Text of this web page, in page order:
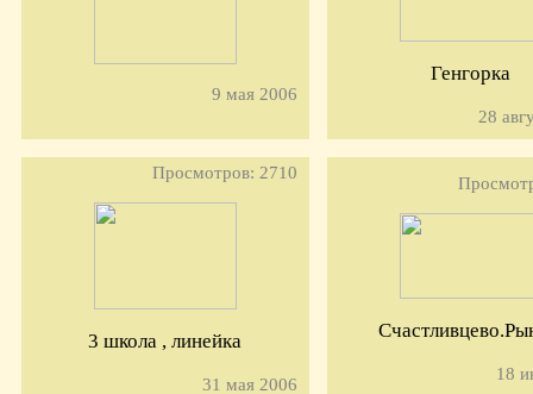
9 мая 2006
Генгорка
28
Просмотров: 2710
3 школа , линейка
31 мая 2006
18